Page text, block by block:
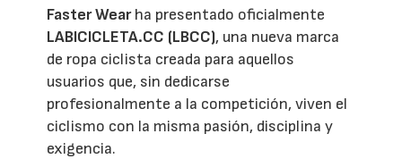
Faster Wearha presentado oficialmente
LABICICLETA.CC (LBCC), una nueva marca
de ropa ciclista creada para aquellos
usuarios que, sin dedicarse
profesionalmente a la competición, viven el
ciclismo con la misma pasión, disciplina y
exigencia.